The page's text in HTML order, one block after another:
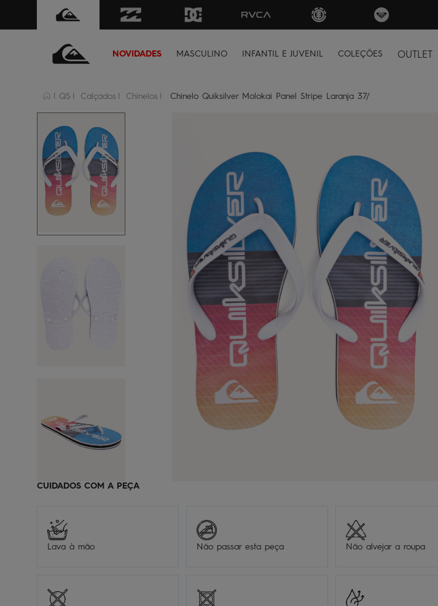
FRETE GRÁTIS para todo Brasil nas compras acima de R$499 | Consulte as Regras
NOVIDADES MASCULINO INFANTIL E JUVENIL COLEÇÕES OUTLET
QS Calçados Chinelos Chinelo Quiksilver Molokai Panel Stripe Laranja 37/
CUIDADOS COM A PEÇA
Lava à mão Não passar esta peça Não alvejar a roupa
regata
bermuda
óculos
jaqueta
boardshort
chinelo
calça